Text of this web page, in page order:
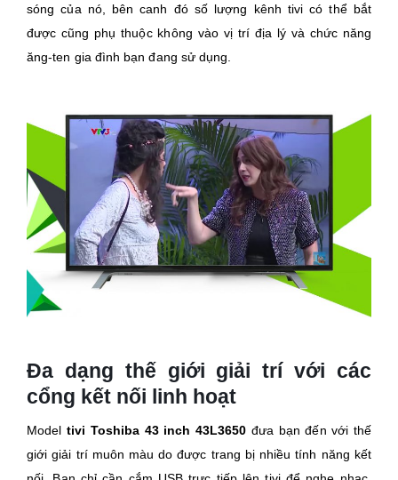
sóng của nó, bên canh đó số lượng kênh tivi có thể bắt
được cũng phụ thuộc không vào vị trí địa lý và chức năng
ăng-ten gia đình bạn đang sử dụng.
Đa dạng thế giới giải trí với các
cổng kết nối linh hoạt
Model tivi Toshiba 43 inch 43L3650 đưa bạn đến với thế
giới giải trí muôn màu do được trang bị nhiều tính năng kết